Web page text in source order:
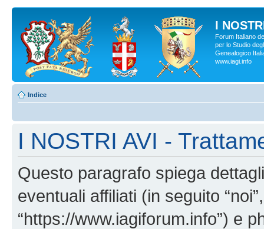
I
Forum Italiano
per lo Studio
Genealogico
www.iagi.info
Indice
I NOSTRI AVI -
Questo paragrafo spiega
eventuali affiliati (in seguito
“https://www.iagiforum.info”) e